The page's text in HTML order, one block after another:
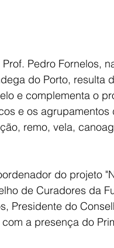
Pedro Fornelos,
do Porto, resulta
e complementa o
e os
remo, vela,
do projeto
de Curadores da
Presidente do
a presença do